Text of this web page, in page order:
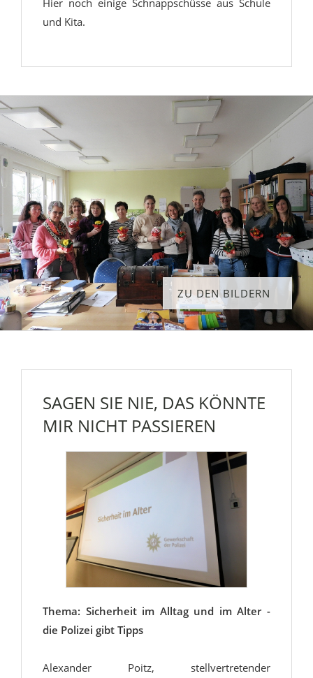
und Kita.
ZU DEN BILDERN
SAGEN SIE NIE, DAS KÖNNTE
MIR NICHT PASSIEREN
Thema: Sicherheit im Alltag und im Alter -
die Polizei gibt Tipps
Alexander Poitz, stellvertretender